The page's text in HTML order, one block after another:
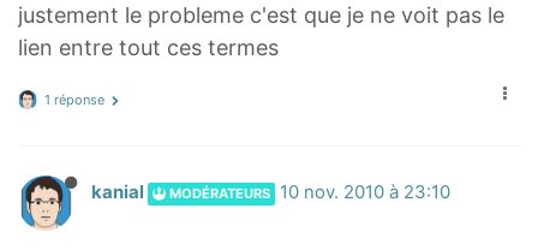
U
1
/
2
T
n
5
}
>
{
-
justement le probleme c'est que je ne voit pas le
lien entre tout ces termes
1 réponse
kanial MODÉRATEURS 10 nov. 2010 à 23:10